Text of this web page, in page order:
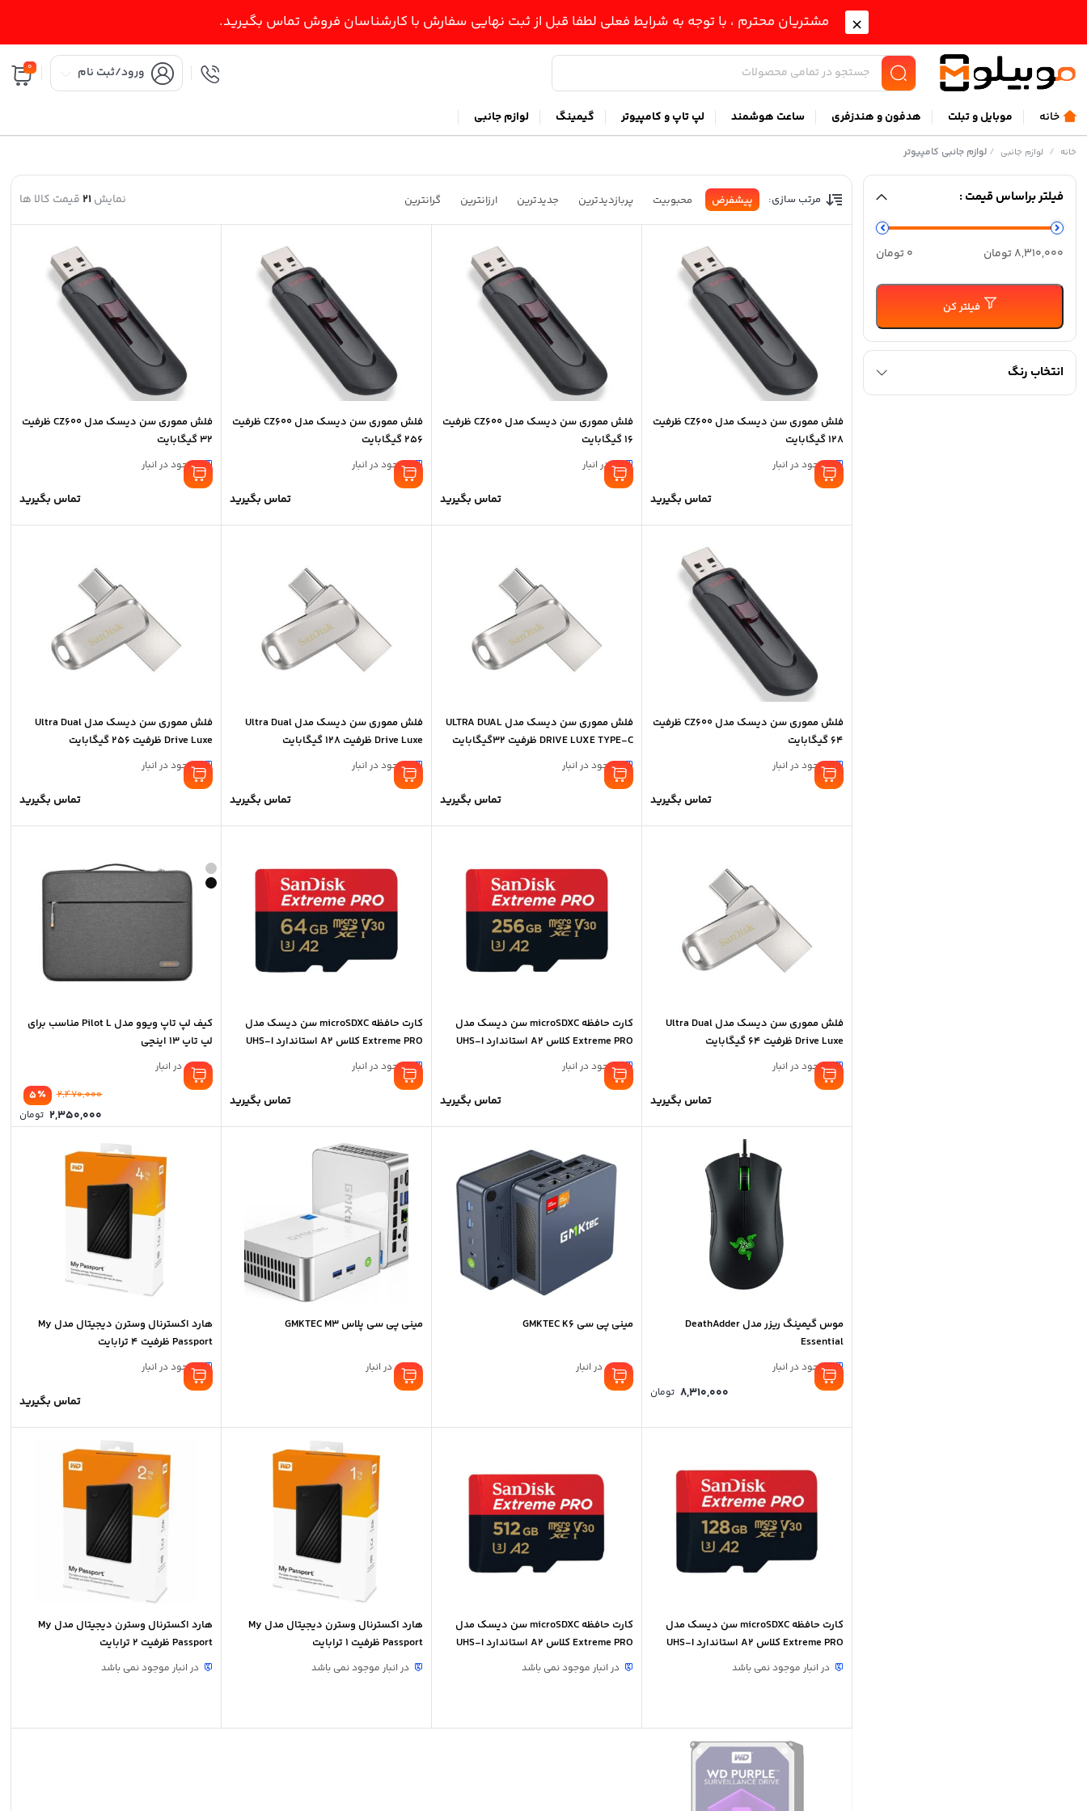
مشتریان محترم ، با توجه به شرایط فعلی لطفا قبل از ثبت نهایی سفارش با کارشناسان فروش تماس بگیرید.
ورود/ثبت نام 0
خانه موبايل و تبلت هدفون و هندزفری ساعت هوشمند لپ تاپ و کامپیوتر گیمینگ لوازم جانبی
خانه / لوازم جانبی /لوازم جانبی کامپیوتر
فیلتر براساس قیمت :
حداقل
قیمت
حداكثر
قيمت
فیلتر کن
0 تومان 8,310,000 تومان
انتخاب رنگ
مرتب سازی: پیشفرض محبوبیت پربازدیدترین جدیدترین ارزانترین گرانترین نمایش21 قیمت کالا ها
فلش مموری سن دیسک مدل CZ600 ظرفیت
128 گیگابایت
موجود در انبار
تماس بگیرید
فلش مموری سن دیسک مدل CZ600 ظرفیت
16 گیگابایت
10 در انبار
تماس بگیرید
فلش مموری سن دیسک مدل CZ600 ظرفیت
256 گیگابایت
موجود در انبار
تماس بگیرید
فلش مموری سن دیسک مدل CZ600 ظرفیت
32 گیگابایت
موجود در انبار
تماس بگیرید
فلش مموری سن دیسک مدل CZ600 ظرفیت
64 گیگابایت
موجود در انبار
تماس بگیرید
فلش مموری سن دیسک مدل ULTRA DUAL
DRIVE LUXE TYPE-C ظرفیت 32گیگابایت
موجود در انبار
تماس بگیرید
فلش مموری سن دیسک مدل Ultra Dual
Drive Luxe ظرفیت 128 گیگابایت
موجود در انبار
تماس بگیرید
فلش مموری سن دیسک مدل Ultra Dual
Drive Luxe ظرفیت 256 گیگابایت
موجود در انبار
تماس بگیرید
فلش مموری سن دیسک مدل Ultra Dual
Drive Luxe ظرفیت 64 گیگابایت
موجود در انبار
تماس بگیرید
کارت حافظه microSDXC سن دیسک مدل
Extreme PRO کلاس A2 استاندارد UHS-I
U3 ظرفیت 256 گیگابایتموجود در انبار
تماس بگیرید
کارت حافظه microSDXC سن دیسک مدل
Extreme PRO کلاس A2 استاندارد UHS-I
U3 ظرفیت 64 گیگابایتموجود در انبار
تماس بگیرید
کیف لپ تاپ ویوو مدل Pilot L مناسب برای
لپ تاپ 13 اینچی
موجود در انبار
٪5 2,470,000
2,350,000 تومان
موس گیمینگ ریزر مدل DeathAdder
Essential
موجود در انبار
8,310,000 تومان
مینی پی سی GMKTEC K6
موجود در انبار
مینی پی سی پلاس GMKTEC M3
موجود در انبار
هارد اکسترنال وسترن دیجیتال مدل My
Passport ظرفیت 4 ترابایت
موجود در انبار
تماس بگیرید
کارت حافظه microSDXC سن دیسک مدل
Extreme PRO کلاس A2 استاندارد UHS-I
U3 ظرفیت 128 گیگابایت در انبار موجود نمی باشد
کارت حافظه microSDXC سن دیسک مدل
Extreme PRO کلاس A2 استاندارد UHS-I
U3 ظرفیت 512 گیگابایت در انبار موجود نمی باشد
هارد اکسترنال وسترن دیجیتال مدل My
Passport ظرفیت 1 ترابایت
در انبار موجود نمی باشد
هارد اکسترنال وسترن دیجیتال مدل My
Passport ظرفیت 2 ترابایت
در انبار موجود نمی باشد